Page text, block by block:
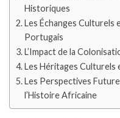
Historiques
Les Échanges Culturels
Portugais
L’Impact de la
Les Héritages Culturels
Les Perspectives
l’Histoire Africaine